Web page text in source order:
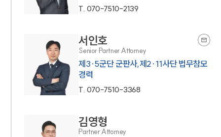
T. 070-7510-2139
서인호
Senior Partner Attorney
제3·5군단 군판사,제2·11사단 법무참모
경력
T. 070-7510-3368
김영형
Partner Attorney